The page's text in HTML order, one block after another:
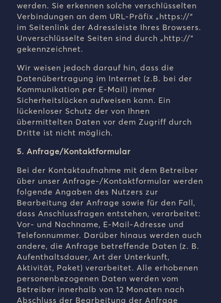
werden. Sie erkennen solche verschlüsselten
Verbindungen an dem URL-Präfix „https://“
im Seitenlink der Adressleiste Ihres Browsers.
Unverschlüsselte Seiten sind durch „http://“
gekennzeichnet.
Wir weisen jedoch darauf hin, dass die
Datenübertragung im Internet (z.B. bei der
Kommunikation per E-Mail) immer
Sicherheitslücken aufweisen kann. Ein
lückenloser Schutz der von Ihnen
übermittelten Daten vor dem Zugriff durch
Dritte ist nicht möglich.
5. Anfrage/Kontaktformular
Bei der Kontaktaufnahme mit dem Betreiber
über unser Anfrage-/Kontaktformular werden
folgende Angaben des Nutzers zur
Bearbeitung der Anfrage sowie für den Fall,
dass Anschlussfragen entstehen, verarbeitet:
Vor- und Nachname, E-Mail-Adresse und
Telefonnummer. Darüber hinaus werden auch
andere, die Anfrage betreffende Daten (z. B.
Aufenthaltsdauer, Art der Unterkunft,
Aktivität, Paket) verarbeitet. Alle erhobenen
personenbezogenen Daten werden vom
Betreiber innerhalb von 12 Monaten nach
Abschluss der Bearbeitung der Anfrage